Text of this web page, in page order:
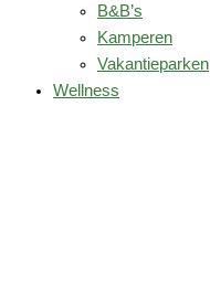
B&B’s
Kamperen
Vakantieparken
Wellness